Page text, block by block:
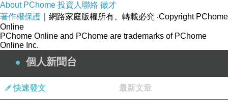
夜夜等待著將軍凱旋歸來的場景…所以我就是幫
大將軍牽馬的弼馬溫了…唉，心月狐說得一點也
沒錯，她心裡面並沒有我，有的只是一個擔任馬
僮的搞笑角色而已。
不管了，怎樣也要勸她回去，不要在這邊等了！
「不…梟蠻子妳誤會了，我沒有跟大將軍去打
仗，這裡是妳的夢，我是來勸妳趕快跟我走的。
About PChome 投資人聯絡 徵才
著作權保護 ｜網路家庭版權所有、轉載必究 ‧Copyright PChome
Online
PChome Online and PChome are trademarks of PChome
Online Inc.
個人新聞台
快速發文 最新文章